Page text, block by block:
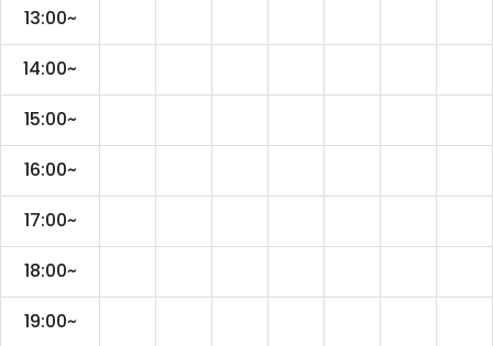
13:00~
14:00~
15:00~
16:00~
17:00~
18:00~
19:00~